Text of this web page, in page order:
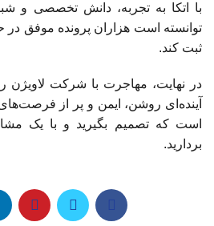
با اتکا به تجربه، دانش تخصصی و
توانسته است هزاران پرونده موفق
ثبت کند.
در نهایت، مهاجرت با شرکت لاویژن
آینده‌ای روشن، ایمن و پر از
است که تصمیم بگیرید و با یک
بردارید.